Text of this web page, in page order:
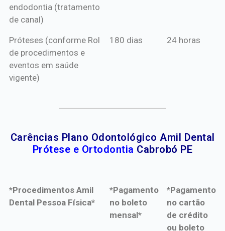
endodontia (tratamento
de canal)
Próteses (conforme Rol
de procedimentos e
eventos em saúde
vigente)
180 dias 24 horas
Carências Plano Odontológico Amil Dental
Prótese e Ortodontia Cabrobó PE
*Procedimentos Amil
Dental Pessoa Física*
*Pagamento
no boleto
mensal*
*Pagamento
no cartão
de crédito
ou boleto